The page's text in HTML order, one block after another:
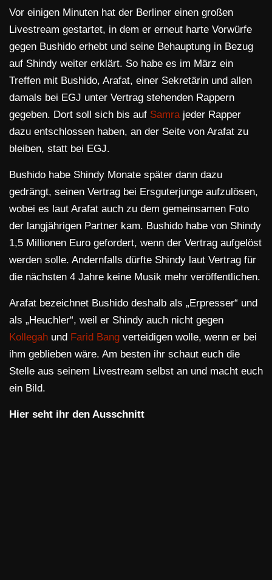
Vor einigen Minuten hat der Berliner einen großen
Livestream gestartet, in dem er erneut harte Vorwürfe
gegen Bushido erhebt und seine Behauptung in Bezug
auf Shindy weiter erklärt. So habe es im März ein
Treffen mit Bushido, Arafat, einer Sekretärin und allen
damals bei EGJ unter Vertrag stehenden Rappern
gegeben. Dort soll sich bis auf Samrajeder Rapper
dazu entschlossen haben, an der Seite von Arafat zu
bleiben, statt bei EGJ.
Bushido habe Shindy Monate später dann dazu
gedrängt, seinen Vertrag bei Ersguterjunge aufzulösen,
wobei es laut Arafat auch zu dem gemeinsamen Foto
der langjährigen Partner kam. Bushido habe von Shindy
1,5 Millionen Euro gefordert, wenn der Vertrag aufgelöst
werden solle. Andernfalls dürfte Shindy laut Vertrag für
die nächsten 4 Jahre keine Musik mehr veröffentlichen.
Arafat bezeichnet Bushido deshalb als „Erpresser“ und
als „Heuchler“, weil er Shindy auch nicht gegen
Kollegah und Farid Bang verteidigen wolle, wenn er bei
ihm geblieben wäre. Am besten ihr schaut euch die
Stelle aus seinem Livestream selbst an und macht euch
ein Bild.
Hier seht ihr den Ausschnitt